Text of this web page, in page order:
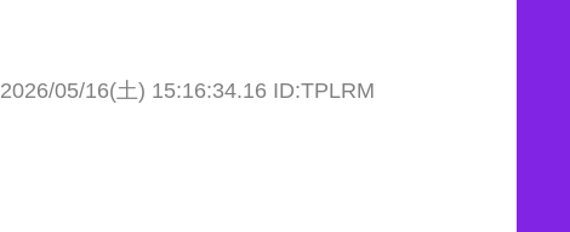
2026/05/16(土) 15:16:34.16 ID:TPLRM